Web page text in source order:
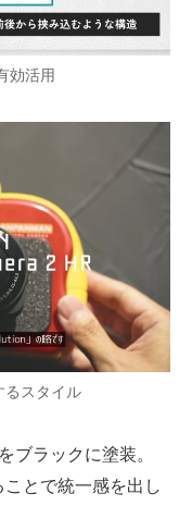
効活用
るスタイル
ブラックに塗装。
とで統一感を出し